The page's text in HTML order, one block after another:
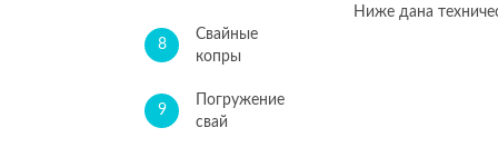
8
Свайные
копры
9
Погружение
свай
Ниже дана